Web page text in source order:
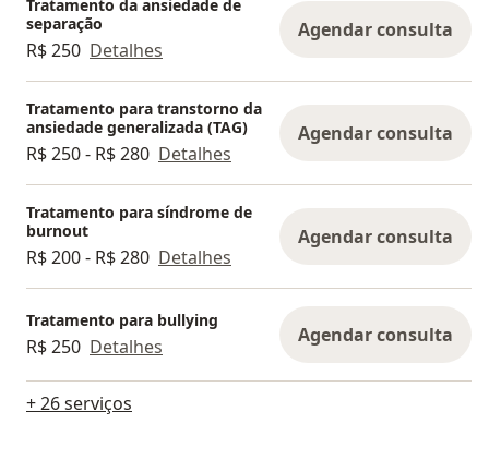
Tratamento da ansiedade de
separação
R$ 250 Detalhes
Agendar consulta
Tratamento para transtorno da
ansiedade generalizada (TAG)
R$ 250 - R$ 280 Detalhes
Agendar consulta
Tratamento para síndrome de
burnout
R$ 200 - R$ 280 Detalhes
Agendar consulta
Tratamento para bullying
R$ 250 Detalhes Agendar consulta
+ 26 serviços